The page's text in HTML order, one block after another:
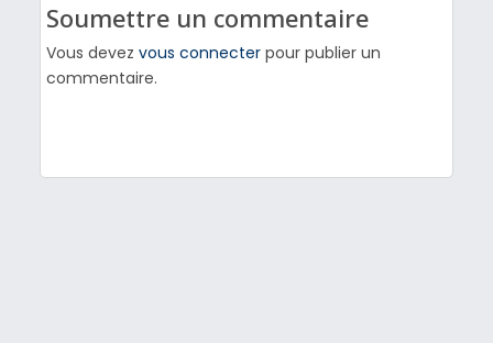
Soumettre un commentaire
Vous devez vous connecterpour publier un
commentaire.